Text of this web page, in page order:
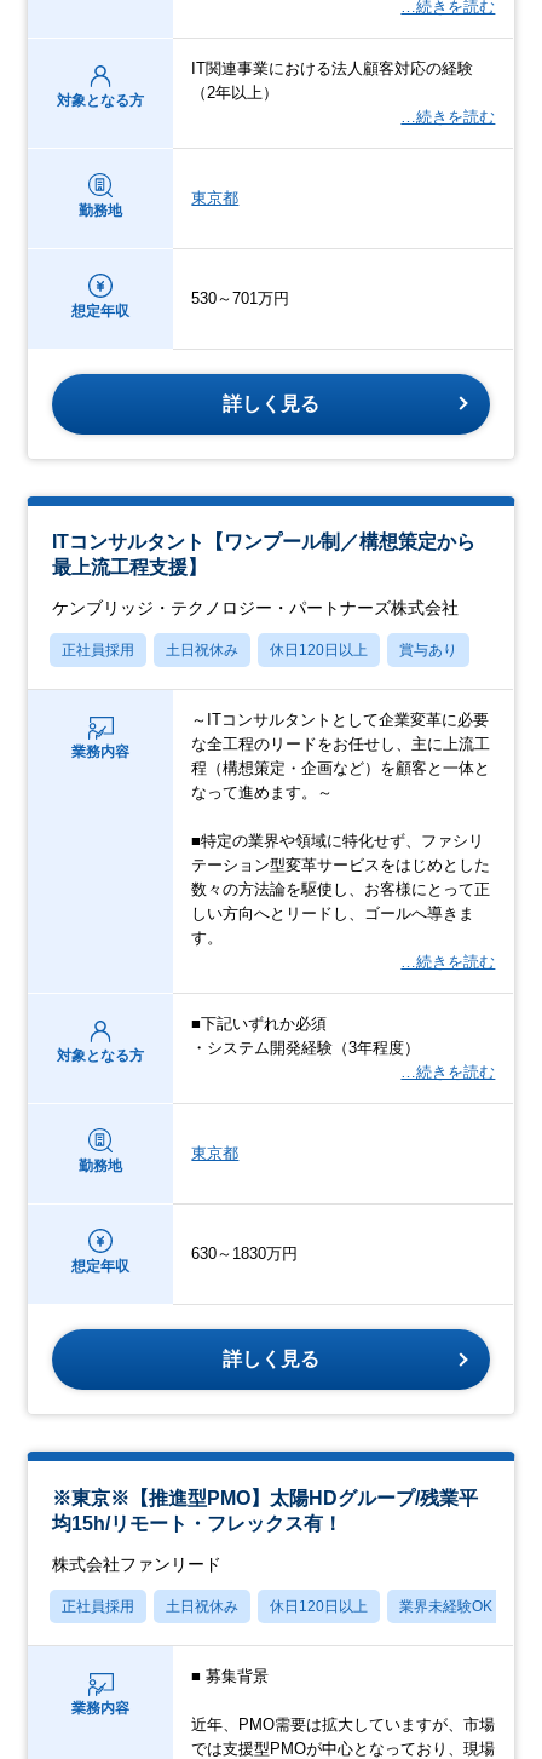
…続きを読む
対象となる方
IT関連事業における法人顧客対応の経験
（2年以上）
…続きを読む
勤務地
東京都
想定年収
530～701万円
詳しく見る
ITコンサルタント【ワンプール制／構想策定から
最上流工程支援】
ケンブリッジ・テクノロジー・パートナーズ株式会社
正社員採用 土日祝休み 休日120日以上 賞与あり
業務内容
～ITコンサルタントとして企業変革に必要
な全工程のリードをお任せし、主に上流工
程（構想策定・企画など）を顧客と一体と
なって進めます。～
■特定の業界や領域に特化せず、ファシリ
テーション型変革サービスをはじめとした
数々の方法論を駆使し、お客様にとって正
しい方向へとリードし、ゴールへ導きま
す。
…続きを読む
対象となる方
■下記いずれか必須
・システム開発経験（3年程度）
…続きを読む
勤務地
東京都
想定年収
630～1830万円
詳しく見る
※東京※【推進型PMO】太陽HDグループ/残業平
均15h/リモート・フレックス有！
株式会社ファンリード
正社員採用 土日祝休み 休日120日以上 業界未経験OK
業務内容
■ 募集背景
近年、PMO需要は拡大していますが、市場
では支援型PMOが中心となっており、現場